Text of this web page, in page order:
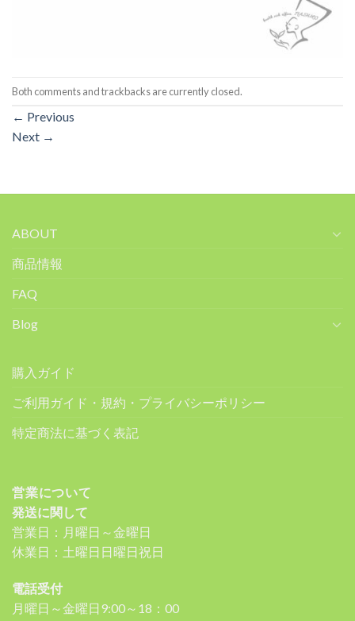
Both comments and trackbacks are currently closed.
← Previous
Next →
ABOUT
商品情報
FAQ
Blog
購入ガイド
ご利用ガイド・規約・プライバシーポリシー
特定商法に基づく表記
営業について
発送に関して
営業日：月曜日～金曜日
休業日：土曜日日曜日祝日
電話受付
月曜日～金曜日9:00～18：00